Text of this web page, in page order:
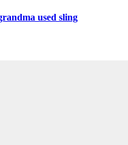
used sling